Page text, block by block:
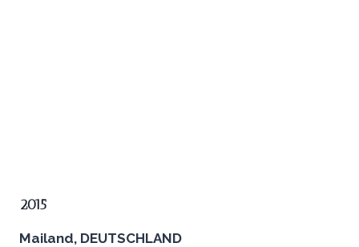
2015
Mailand, DEUTSCHLAND